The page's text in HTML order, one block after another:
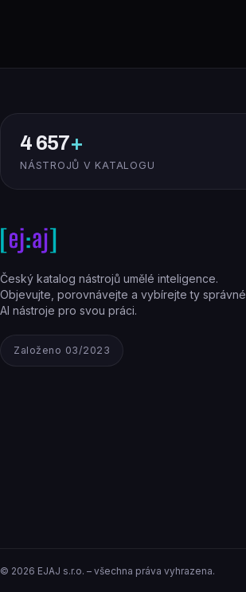
4 657+
NÁSTROJŮ V KATALOGU
Český katalog nástrojů umělé inteligence.
Objevujte, porovnávejte a vybírejte ty správné
AI nástroje pro svou práci.
Založeno 03/2023
© 2026 EJAJ s.r.o. – všechna práva vyhrazena.